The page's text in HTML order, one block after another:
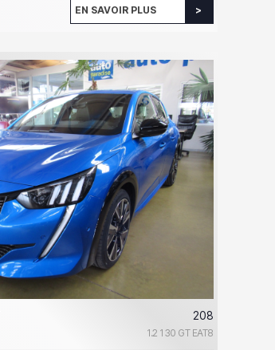
EN SAVOIR PLUS
208
1.2 130 GT EAT8